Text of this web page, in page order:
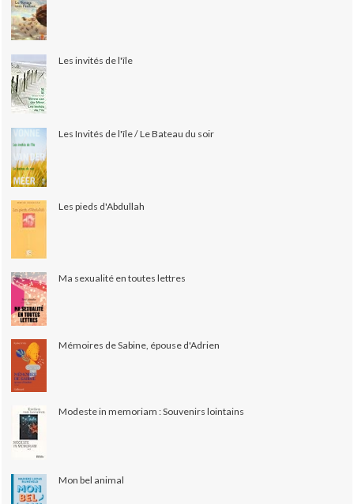
Les invités de l'île
Les Invités de l'île / Le Bateau du soir
Les pieds d'Abdullah
Ma sexualité en toutes lettres
Mémoires de Sabine, épouse d'Adrien
Modeste in memoriam : Souvenirs lointains
Mon bel animal